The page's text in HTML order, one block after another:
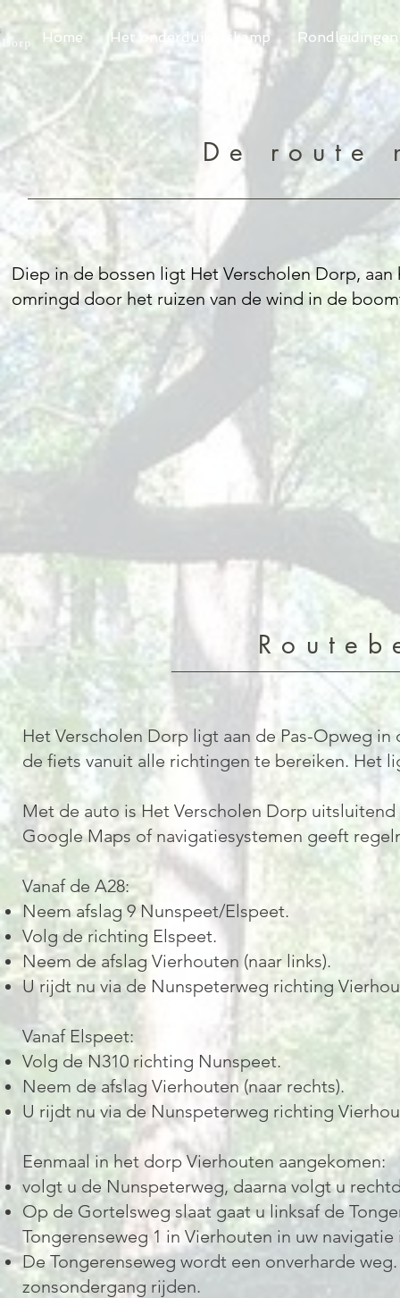
Home Het onderduikerskamp Rondleidingen
De route
Diep in de bossen ligt Het Verscholen Dorp,
omringd door het ruizen van de wind in de
Het Verscholen Dorp ligt aan de Pas-Opweg
de fiets vanuit alle richtingen te bereiken. Het
Met de auto is Het Verscholen Dorp
Google Maps of navigatiesystemen geeft
Vanaf de A28:
Neem afslag 9 Nunspeet/Elspeet.
Volg de richting Elspeet.
Neem de afslag Vierhouten (naar links).
U rijdt nu via de Nunspeterweg richting
Vanaf Elspeet:
Volg de N310 richting Nunspeet.
Neem de afslag Vierhouten (naar rechts).
U rijdt nu via de Nunspeterweg richting
Eenmaal in het dorp Vierhouten aangekomen:
volgt u de Nunspeterweg, daarna volgt u
Op de Gortelsweg slaat gaat u linksaf de
Tongerenseweg 1 in Vierhouten in uw navigatie
De Tongerenseweg wordt een onverharde
zonsondergang rijden.